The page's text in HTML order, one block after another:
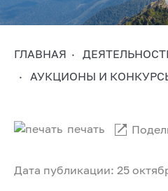
ГЛАВНАЯ
АУКЦИОНЫ И
Дата публикации: 25
печать